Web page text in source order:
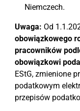
Niemczech.
Uwaga: Od
obowiązkowego
pracowników
obowiązkowi
EStG, zmienione
podatkowym
przepisów